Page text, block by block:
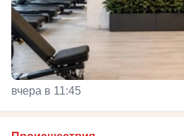
вчера в 11:45